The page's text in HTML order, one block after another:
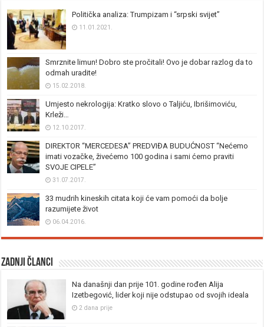
Politička analiza: Trumpizam i “srpski svijet”
11.01.2021.
Smrznite limun! Dobro ste pročitali! Ovo je dobar razlog da to
odmah uradite!
15.02.2018.
Umjesto nekrologija: Kratko slovo o Taljiću, Ibrišimoviću,
Krleži…
12.10.2017.
DIREKTOR “MERCEDESA” PREDVIĐA BUDUĆNOST “Nećemo
imati vozačke, živećemo 100 godina i sami ćemo praviti
SVOJE CIPELE”
31.07.2017.
33 mudrih kineskih citata koji će vam pomoći da bolje
razumijete život
06.04.2016.
Zadnji članci
Na današnji dan prije 101. godine rođen Alija
Izetbegović, lider koji nije odstupao od svojih ideala
2 dana prije